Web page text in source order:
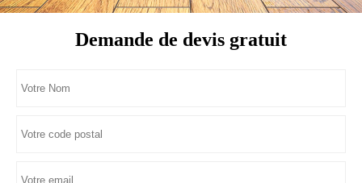
Demande de devis gratuit